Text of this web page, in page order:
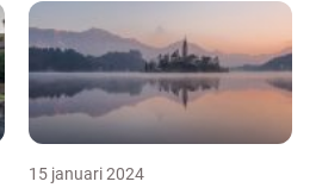
15 januari 2024